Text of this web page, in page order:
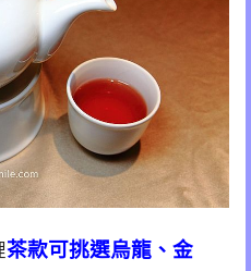
茶款可挑選烏龍、金